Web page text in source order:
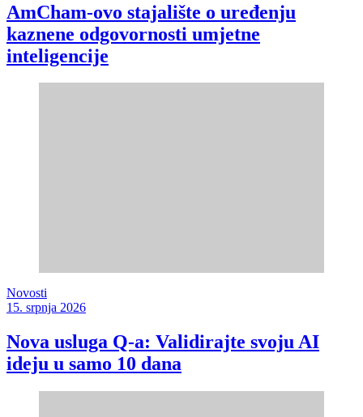
AmCham-ovo stajalište o uređenju
kaznene odgovornosti umjetne
inteligencije
Novosti
15. srpnja 2026
Nova usluga Q-a: Validirajte svoju AI
ideju u samo 10 dana